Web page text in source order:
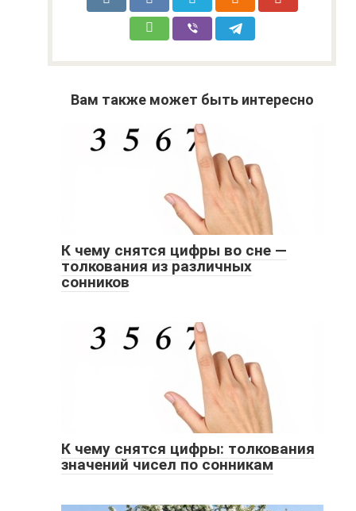
Вам также может быть интересно
К чему снятся цифры во сне —
толкования из различных
сонников
К чему снятся цифры: толкования
значений чисел по сонникам